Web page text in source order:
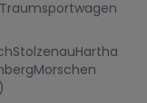
StolzenauHartha
Morschen